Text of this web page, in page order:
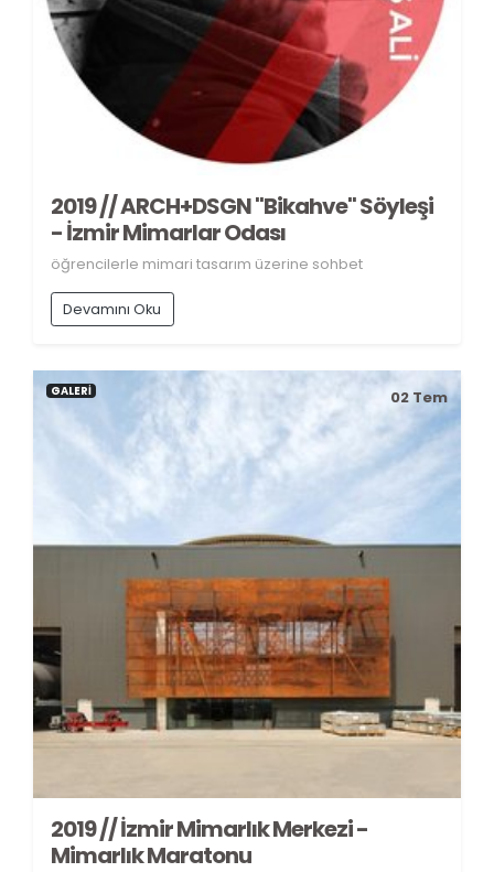
2019 // ARCH+DSGN "Bikahve" Söyleşi
- İzmir Mimarlar Odası
öğrencilerle mimari tasarım üzerine sohbet
Devamını Oku
GALERİ 02 Tem
2019 // İzmir Mimarlık Merkezi -
Mimarlık Maratonu